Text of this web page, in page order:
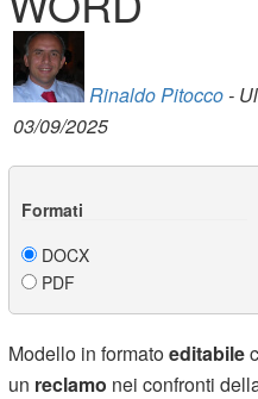
Rinaldo Pitocco-
03/09/2025
Formati
DOCX
PDF
Modello in formatoeditabile
un reclamo nei confronti